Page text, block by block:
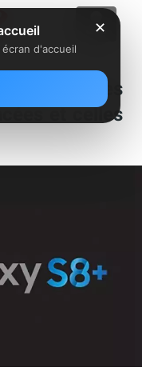
Bilan des
et celles
✕
d'accueil